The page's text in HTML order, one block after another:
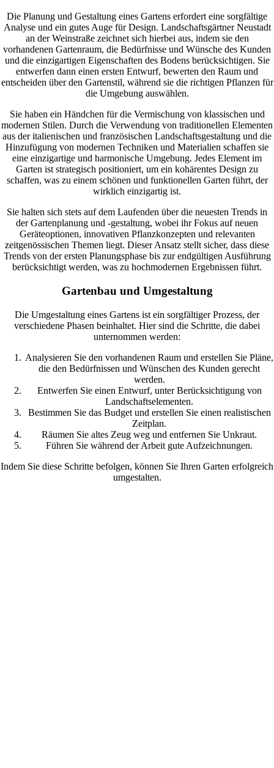
Die Planung und Gestaltung eines Gartens erfordert eine sorgfältige
Analyse und ein gutes Auge für Design. Landschaftsgärtner Neustadt
an der Weinstraße zeichnet sich hierbei aus, indem sie den
vorhandenen Gartenraum, die Bedürfnisse und Wünsche des Kunden
und die einzigartigen Eigenschaften des Bodens berücksichtigen. Sie
entwerfen dann einen ersten Entwurf, bewerten den Raum und
entscheiden über den Gartenstil, während sie die richtigen Pflanzen für
die Umgebung auswählen.
Sie haben ein Händchen für die Vermischung von klassischen und
modernen Stilen. Durch die Verwendung von traditionellen Elementen
aus der italienischen und französischen Landschaftsgestaltung und die
Hinzufügung von modernen Techniken und Materialien schaffen sie
eine einzigartige und harmonische Umgebung. Jedes Element im
Garten ist strategisch positioniert, um ein kohärentes Design zu
schaffen, was zu einem schönen und funktionellen Garten führt, der
wirklich einzigartig ist.
Sie halten sich stets auf dem Laufenden über die neuesten Trends in
der Gartenplanung und -gestaltung, wobei ihr Fokus auf neuen
Geräteoptionen, innovativen Pflanzkonzepten und relevanten
zeitgenössischen Themen liegt. Dieser Ansatz stellt sicher, dass diese
Trends von der ersten Planungsphase bis zur endgültigen Ausführung
berücksichtigt werden, was zu hochmodernen Ergebnissen führt.
Gartenbau und Umgestaltung
Die Umgestaltung eines Gartens ist ein sorgfältiger Prozess, der
verschiedene Phasen beinhaltet. Hier sind die Schritte, die dabei
unternommen werden:
Analysieren Sie den vorhandenen Raum und erstellen Sie Pläne,
die den Bedürfnissen und Wünschen des Kunden gerecht
werden.
Entwerfen Sie einen Entwurf, unter Berücksichtigung von
Landschaftselementen.
Bestimmen Sie das Budget und erstellen Sie einen realistischen
Zeitplan.
Räumen Sie altes Zeug weg und entfernen Sie Unkraut.
Führen Sie während der Arbeit gute Aufzeichnungen.
Indem Sie diese Schritte befolgen, können Sie Ihren Garten erfolgreich
umgestalten.